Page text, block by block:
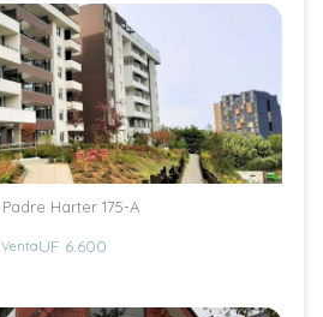
Padre Harter 175-A
VentaUF 6.600